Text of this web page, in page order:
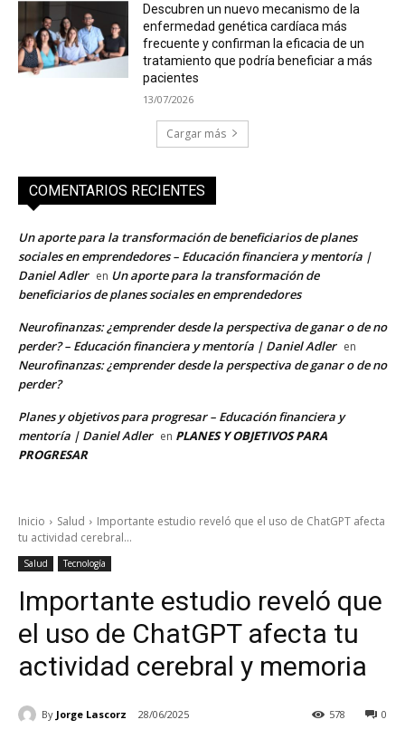
Descubren un nuevo mecanismo de la
enfermedad genética cardíaca más
frecuente y confirman la eficacia de un
tratamiento que podría beneficiar a más
pacientes
13/07/2026
Cargar más
COMENTARIOS RECIENTES
Un aporte para la transformación de beneficiarios de planes
sociales en emprendedores – Educación financiera y mentoría |
Daniel Adler en Un aporte para la transformación de
beneficiarios de planes sociales en emprendedores
Neurofinanzas: ¿emprender desde la perspectiva de ganar o de no
perder? – Educación financiera y mentoría | Daniel Adler en
Neurofinanzas: ¿emprender desde la perspectiva de ganar o de no
perder?
Planes y objetivos para progresar – Educación financiera y
mentoría | Daniel Adler en PLANES Y OBJETIVOS PARA
PROGRESAR